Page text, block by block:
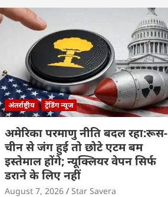
अंतर्राष्ट्रीय ट्रेंडिंग न्यूज
अमेरिका परमाणु नीति बदल रहा:रूस-
चीन से जंग हुई तो छोटे एटम बम
इस्तेमाल होंगे; न्यूक्लियर वेपन सिर्फ
डराने के लिए नहीं
August 7, 2026 Star Savera